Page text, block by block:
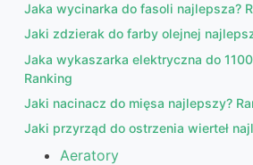
Jaka wycinarka do fasoli najlepsza?
Jaki zdzierak do farby olejnej
Jaka wykaszarka elektryczna do
Ranking
Jaki nacinacz do mięsa najlepszy?
Jaki przyrząd do ostrzenia wierteł
Aeratory